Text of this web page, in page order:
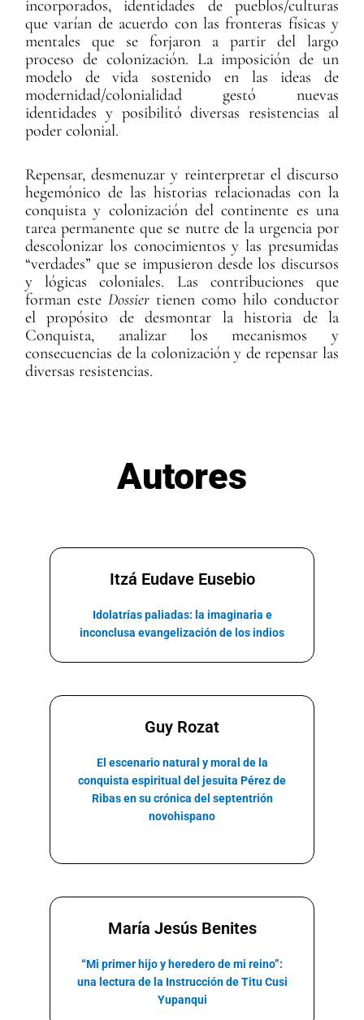
incorporados, identidades de pueblos/culturas
que varían de acuerdo con las fronteras físicas y
mentales que se forjaron a partir del largo
proceso de colonización. La imposición de un
modelo de vida sostenido en las ideas de
modernidad/colonialidad gestó nuevas
identidades y posibilitó diversas resistencias al
poder colonial.
Repensar, desmenuzar y reinterpretar el discurso
hegemónico de las historias relacionadas con la
conquista y colonización del continente es una
tarea permanente que se nutre de la urgencia por
descolonizar los conocimientos y las presumidas
“verdades” que se impusieron desde los discursos
y lógicas coloniales. Las contribuciones que
forman esteDossier tienen como hilo conductor
el propósito de desmontar la historia de la
Conquista, analizar los mecanismos y
consecuencias de la colonización y de repensar las
diversas resistencias.
Autores
Itzá Eudave Eusebio
Idolatrías paliadas: la imaginaria e
inconclusa evangelización de los indios
Guy Rozat
El escenario natural y moral de la
conquista espiritual del jesuita Pérez de
Ribas en sucrónica del septentrión
novohispano
María Jesús Benites
“Mi primer hijo y heredero de mi reino”:
una lectura de la Instrucción de Titu Cusi
Yupanqui